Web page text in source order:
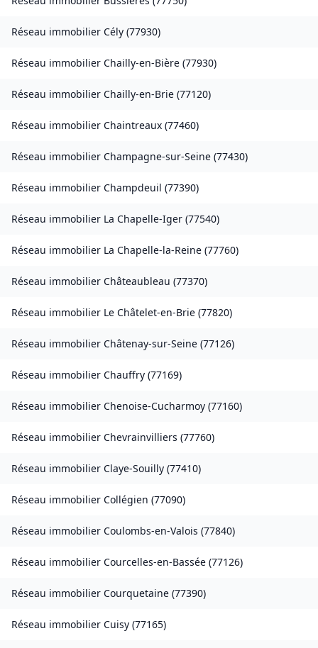
Réseau immobilier Cély (77930)
Réseau immobilier Chailly-en-Bière (77930)
Réseau immobilier Chailly-en-Brie (77120)
Réseau immobilier Chaintreaux (77460)
Réseau immobilier Champagne-sur-Seine (77430)
Réseau immobilier Champdeuil (77390)
Réseau immobilier La Chapelle-Iger (77540)
Réseau immobilier La Chapelle-la-Reine (77760)
Réseau immobilier Châteaubleau (77370)
Réseau immobilier Le Châtelet-en-Brie (77820)
Réseau immobilier Châtenay-sur-Seine (77126)
Réseau immobilier Chauffry (77169)
Réseau immobilier Chenoise-Cucharmoy (77160)
Réseau immobilier Chevrainvilliers (77760)
Réseau immobilier Claye-Souilly (77410)
Réseau immobilier Collégien (77090)
Réseau immobilier Coulombs-en-Valois (77840)
Réseau immobilier Courcelles-en-Bassée (77126)
Réseau immobilier Courquetaine (77390)
Réseau immobilier Cuisy (77165)